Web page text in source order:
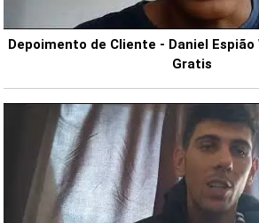
Depoimento de Cliente - Daniel
Gratis